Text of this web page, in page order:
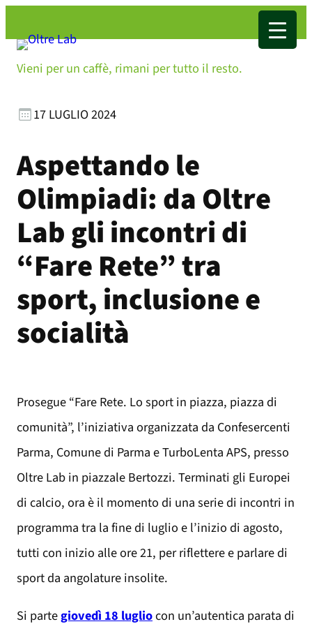
Vieni per un caffè, rimani per tutto il resto.
17 LUGLIO 2024
Aspettando le
Olimpiadi: da Oltre
Lab gli incontri di
“Fare Rete” tra
sport, inclusione e
socialità
Prosegue “Fare Rete. Lo sport in piazza, piazza di
comunità”, l’iniziativa organizzata da Confesercenti
Parma, Comune di Parma e TurboLenta APS, presso
Oltre Lab in piazzale Bertozzi. Terminati gli Europei
di calcio, ora è il momento di una serie di incontri in
programma tra la fine di luglio e l’inizio di agosto,
tutti con inizio alle ore 21, per riflettere e parlare di
sport da angolature insolite.
Si partegiovedì 18 lugliocon un’autentica parata di